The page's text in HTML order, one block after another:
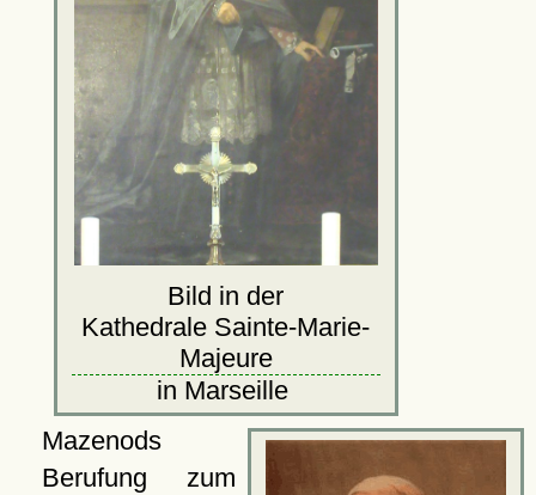
Bild in der
Kathedrale Sainte-Marie-
Majeure
in Marseille
Mazenods
Berufung zum